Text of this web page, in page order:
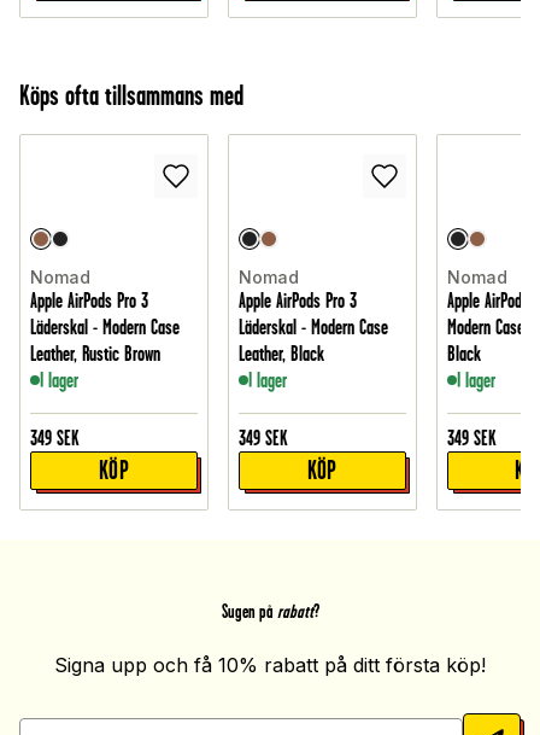
Köps ofta tillsammans med
Nomad
Apple AirPods Pro 3
Läderskal - Modern Case
Leather, Rustic Brown
I lager
349 SEK
KÖP
Nomad
Apple AirPods Pro 3
Läderskal - Modern Case
Leather, Black
I lager
349 SEK
KÖP
Nomad
Apple AirPods
Modern Case
Black
I lager
349 SEK
Sugen på rabatt?
Signa upp och få 10% rabatt på ditt första köp!